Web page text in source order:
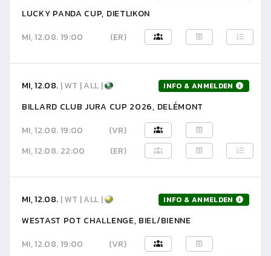
LUCKY PANDA CUP, DIETLIKON
MI, 12.08. 19:00
(ER)
MI, 12.08. | WT | ALL | INFO & ANMELDEN
BILLARD CLUB JURA CUP 2026, DELÉMONT
MI, 12.08. 19:00
(VR)
MI, 12.08. 22:00
(ER)
MI, 12.08. | WT | ALL | INFO & ANMELDEN
WESTAST POT CHALLENGE, BIEL/BIENNE
MI, 12.08. 19:00
(VR)